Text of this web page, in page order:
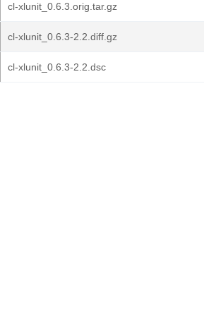
cl-xlunit_0.6.3.orig.tar.gz
cl-xlunit_0.6.3-2.2.diff.gz
cl-xlunit_0.6.3-2.2.dsc